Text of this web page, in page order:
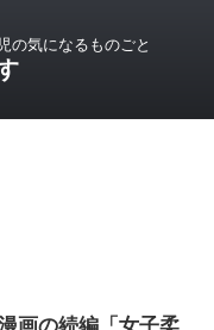
気になるものごと
画の続編「女子柔